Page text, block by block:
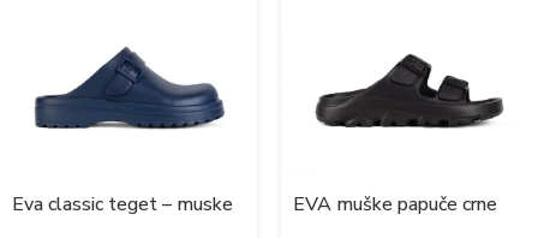
Eva classic teget – muske
EVA muške papuče crne